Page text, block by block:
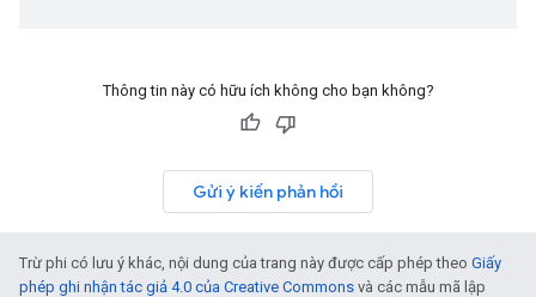
Thông tin này có hữu ích không cho bạn không?
Gửi ý kiến phản hồi
Trừ phi có lưu ý khác, nội dung của trang này được cấp phép theo Giấy
phép ghi nhận tác giả 4.0 của Creative Commons và các mẫu mã lập